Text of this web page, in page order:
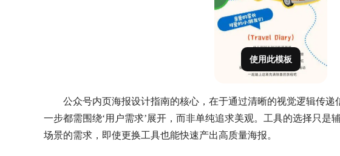
使用此模板
公众号内页海报设计指南的核心，在于通过清晰的视觉逻辑传
一步都需围绕‘用户需求’展开，而非单纯追求美观。工具的选择只是
场景的需求，即使更换工具也能快速产出高质量海报。